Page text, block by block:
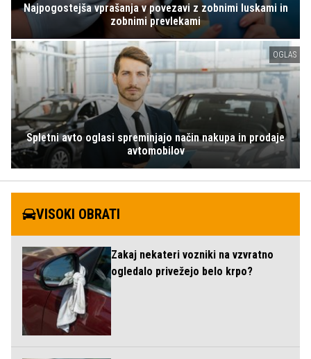
Najpogostejša vprašanja v povezavi z zobnimi luskami in
zobnimi prevlekami
OGLAS
Spletni avto oglasi spreminjajo način nakupa in prodaje
avtomobilov
VISOKI OBRATI
Zakaj nekateri vozniki na vzvratno
ogledalo privežejo belo krpo?